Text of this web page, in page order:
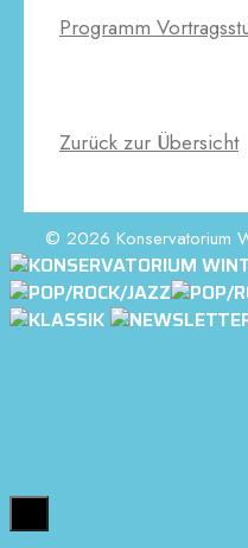
Programm
Zurück zur Übersicht
© 2026 Konservatorium
Close